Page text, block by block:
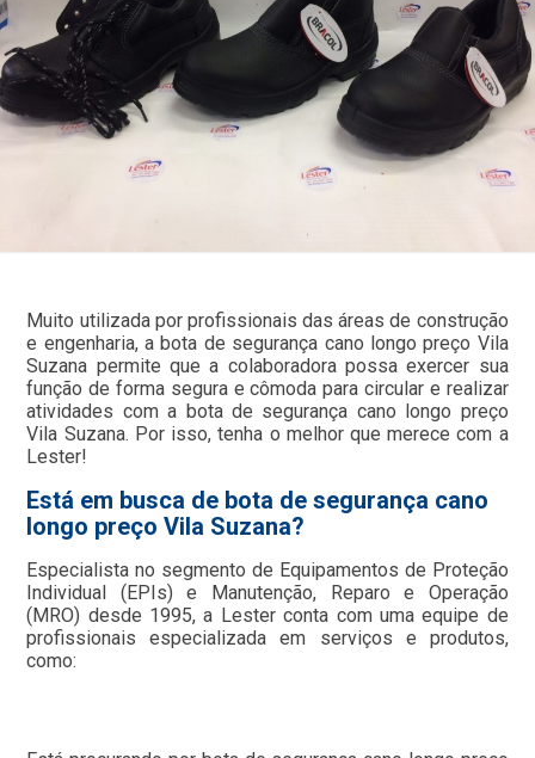
Muito utilizada por profissionais das áreas de construção
e engenharia, a bota de segurança cano longo preço Vila
Suzana permite que a colaboradora possa exercer sua
função de forma segura e cômoda para circular e realizar
atividades com a bota de segurança cano longo preço
Vila Suzana. Por isso, tenha o melhor que merece com a
Lester!
Está em busca de bota de segurança cano
longo preço Vila Suzana?
Especialista no segmento de Equipamentos de Proteção
Individual (EPIs) e Manutenção, Reparo e Operação
(MRO) desde 1995, a Lester conta com uma equipe de
profissionais especializada em serviços e produtos,
como: